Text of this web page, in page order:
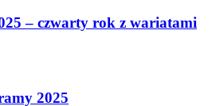
– czwarty rok z wariatami
2025